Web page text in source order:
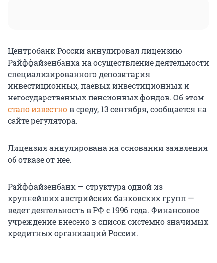
Центробанк России аннулировал лицензию
Райффайзенбанка на осуществление деятельности
специализированного депозитария
инвестиционных, паевых инвестиционных и
негосударственных пенсионных фондов. Об этом
стало известнов среду, 13 сентября, сообщается на
сайте регулятора.
Лицензия аннулирована на основании заявления
об отказе от нее.
Райффайзенбанк — структура одной из
крупнейших австрийских банковских групп —
ведет деятельность в РФ с 1996 года. Финансовое
учреждение внесено в список системно значимых
кредитных организаций России.